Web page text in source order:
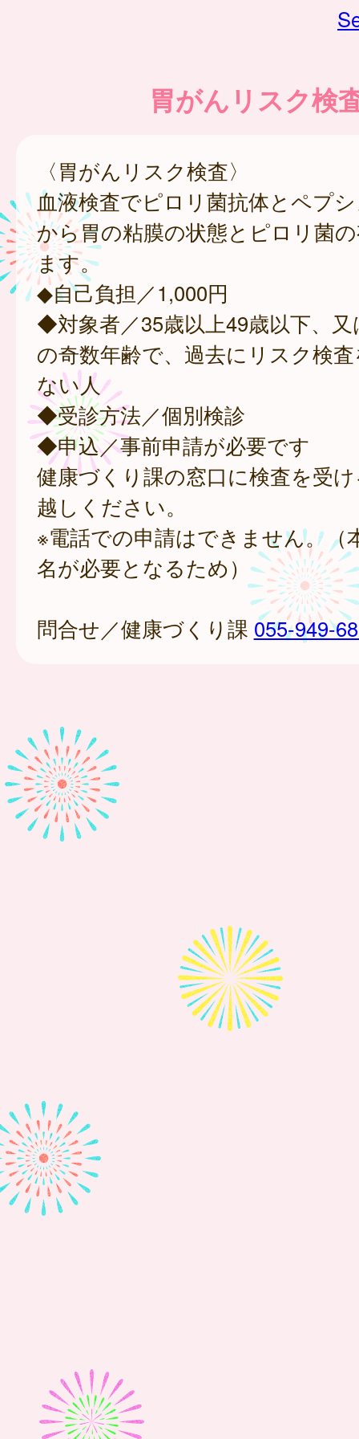
胃がんリスク検
〈胃がんリスク検査〉
血液検査でピロリ菌抗体とペプ
から胃の粘膜の状態とピロリ菌
ます。
◆自己負担／1,000円
◆対象者／35歳以上49歳以下、又
の奇数年齢で、過去にリスク検
ない人
◆受診方法／個別検診
◆申込／事前申請が必要です
健康づくり課の窓口に検査を受
越しください。
※電話での申請はできません。（
名が必要となるため）
問合せ／健康づくり課 055-949-